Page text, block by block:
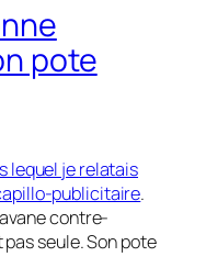
pote
lequel je relatais
publicitaire.
contre-
seule. Son pote